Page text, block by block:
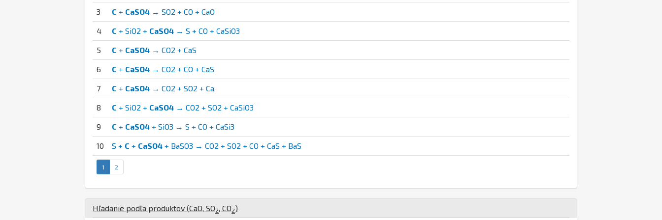
3 C + CaSO4 → SO2 + CO + CaO
4 C + SiO2 + CaSO4 → S + CO + CaSiO3
5 C + CaSO4 → CO2 + CaS
6 C + CaSO4 → CO2 + CO + CaS
7 C + CaSO4 → CO2 + SO2 + Ca
8 C + SiO2 + CaSO4 → CO2 + SO2 + CaSiO3
9 C + CaSO4 + SiO3 → S + CO + CaSi3
10 S + C + CaSO4 + BaSO3 → CO2 + SO2 + CO + CaS + BaS
1 2
Hľadanie podľa produktov (CaO, SO2, CO2)